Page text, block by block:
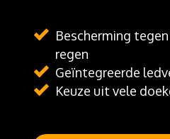
Bescherming
regen
Geïntegreerde
Keuze uit vele